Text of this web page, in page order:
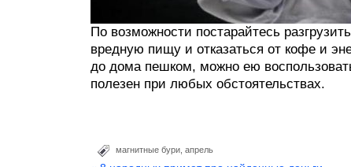
По возможности постарайтесь
вредную пищу и отказаться от кофе и
до дома пешком, можно ею
полезен при любых обстоятельствах.
магнитные бури апрель